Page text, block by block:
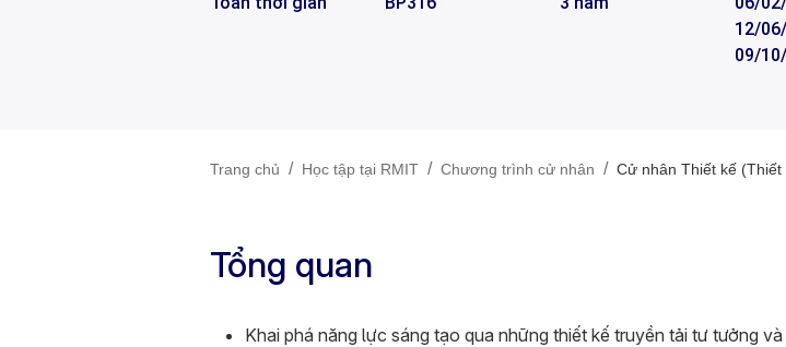
12/
09/
Trang chủ / Học tập tại RMIT / Chương trình cử nhân / Cử nhân Thiết kế
Tổng quan
Khai phá năng lực sáng tạo qua những thiết kế truyền tải tư tưởng